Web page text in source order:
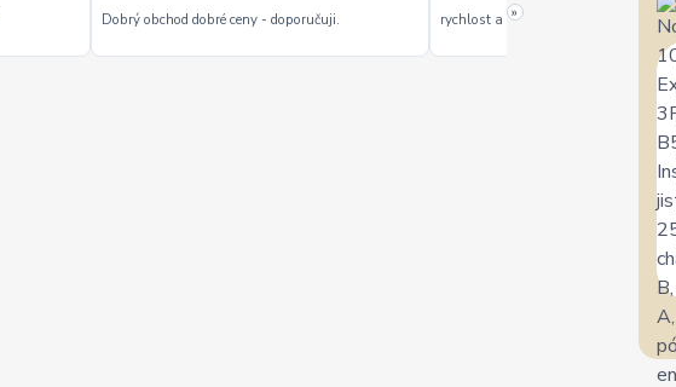
Dobrý obchod dobré ceny - doporučuji. rychlost a kvalitu objednavky
»